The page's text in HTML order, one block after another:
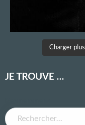
Charger plus
JE TROUVE …